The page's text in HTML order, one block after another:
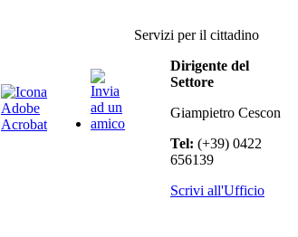
Servizi per il cittadino
Dirigente del
Settore
Giampietro Cescon
Tel: (+39) 0422
656139
Scrivi all'Ufficio